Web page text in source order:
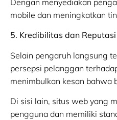
Dengan menyediakan
mobile dan meningkatkan
5. Kredibilitas dan Reputasi
Selain pengaruh langsung
persepsi pelanggan
menimbulkan kesan bahwa
Di sisi lain, situs web yang
pengguna dan memiliki